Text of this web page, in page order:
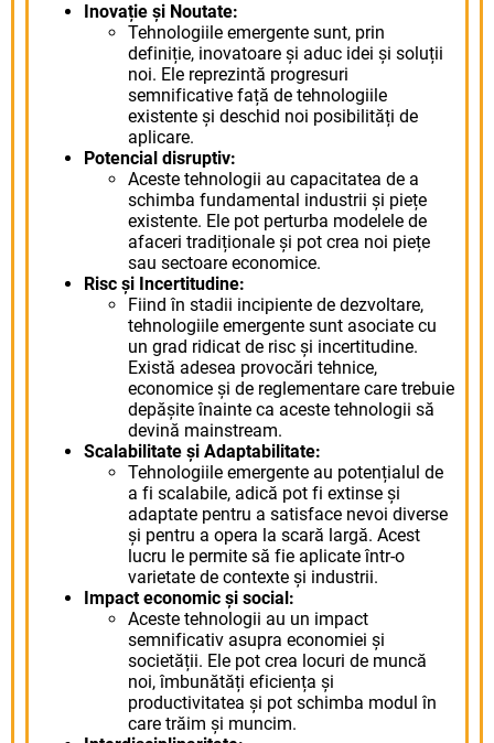
Inovație și Noutate:
Tehnologiile emergente sunt, prin
definiție, inovatoare și aduc idei și soluții
noi. Ele reprezintă progresuri
semnificative față de tehnologiile
existente și deschid noi posibilități de
aplicare.
Potencial disruptiv:
Aceste tehnologii au capacitatea de a
schimba fundamental industrii și piețe
existente. Ele pot perturba modelele de
afaceri tradiționale și pot crea noi piețe
sau sectoare economice.
Risc și Incertitudine:
Fiind în stadii incipiente de dezvoltare,
tehnologiile emergente sunt asociate cu
un grad ridicat de risc și incertitudine.
Există adesea provocări tehnice,
economice și de reglementare care trebuie
depășite înainte ca aceste tehnologii să
devină mainstream.
Scalabilitate și Adaptabilitate:
Tehnologiile emergente au potențialul de
a fi scalabile, adică pot fi extinse și
adaptate pentru a satisface nevoi diverse
și pentru a opera la scară largă. Acest
lucru le permite să fie aplicate într-o
varietate de contexte și industrii.
Impact economic și social:
Aceste tehnologii au un impact
semnificativ asupra economiei și
societății. Ele pot crea locuri de muncă
noi, îmbunătăți eficiența și
productivitatea și pot schimba modul în
care trăim și muncim.